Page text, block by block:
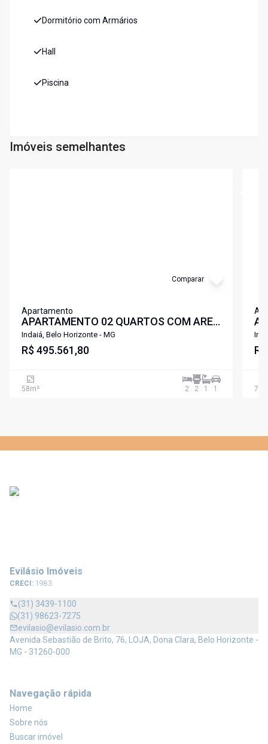
Dormitório com Armários
Hall
Piscina
Imóveis semelhantes
Comparar
Apartamento
APARTAMENTO 02 QUARTOS COM AREA
DE LAZER COMPLETA A POUCOS
METROS DA UFMG E UNIFENAS
Indaiá, Belo Horizonte - MG
R$ 495.561,80
58m² 2 2 1 1 73
Evilásio Imóveis
CRECI: 1983
(31) 3439-1100
(31) 98623-7275
evilasio@evilasio.com.br
Avenida Sebastião de Brito, 76, LOJA, Dona Clara, Belo Horizonte -
MG - 31260-000
Navegação rápida
Home
Sobre nós
Buscar imóvel